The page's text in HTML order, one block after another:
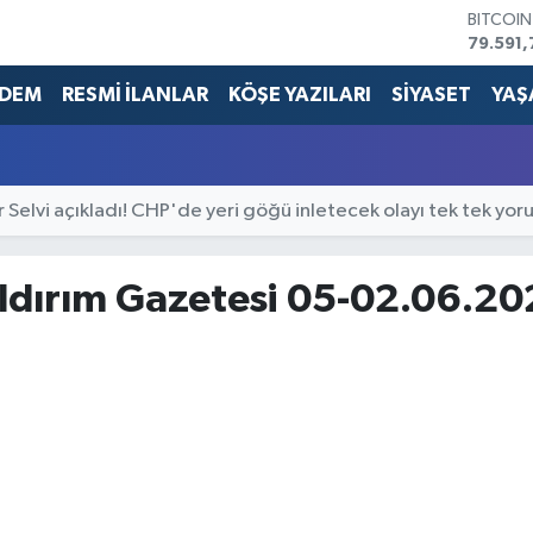
BITCOIN
DOLAR
G.ALTIN
RESMİ İLANLAR KÖŞE YAZILARI SİYASET
açıkladı! CHP'de yeri göğü inletecek olayı tek tek
Gazetesi 05-